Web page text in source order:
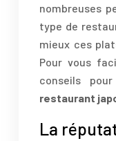
nombreuses
type de
mieux ces
Pour vous
conseils
restaurant
La